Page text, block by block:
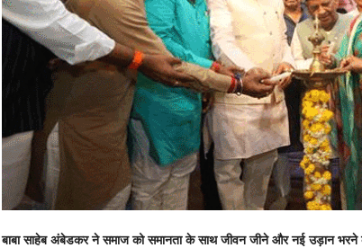
बाबा साहेब अंबेडकर ने समाज को समानता के साथ जीवन जीने और नई उड़ान भरने